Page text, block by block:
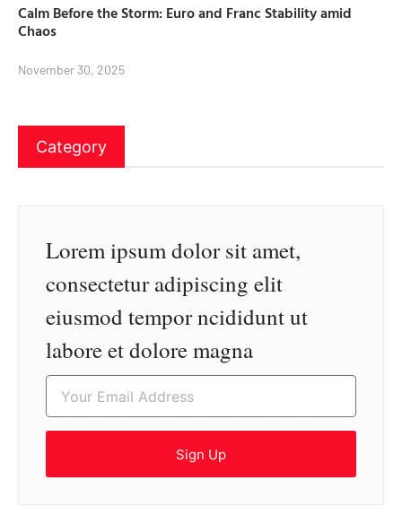
Calm Before the Storm: Euro and Franc Stability amid
Chaos
November 30, 2025
Category
Lorem ipsum dolor sit amet,
consectetur adipiscing elit
eiusmod tempor ncididunt ut
labore et dolore magna
Sign Up